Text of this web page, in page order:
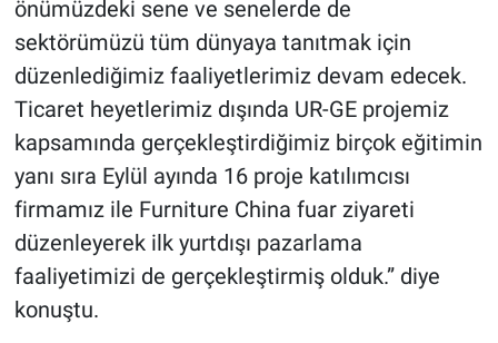
önümüzdeki sene ve senelerde de
sektörümüzü tüm dünyaya tanıtmak için
düzenlediğimiz faaliyetlerimiz devam edecek.
Ticaret heyetlerimiz dışında UR-GE projemiz
kapsamında gerçekleştirdiğimiz birçok eğitimin
yanı sıra Eylül ayında 16 proje katılımcısı
firmamız ile Furniture China fuar ziyareti
düzenleyerek ilk yurtdışı pazarlama
faaliyetimizi de gerçekleştirmiş olduk.” diye
konuştu.